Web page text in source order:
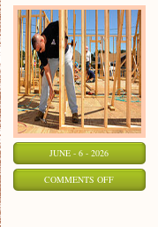
JUNE - 6 - 2026
COMMENTS OFFON